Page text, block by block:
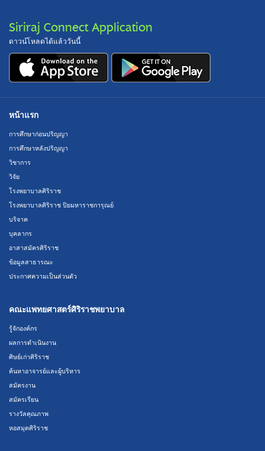
Siriraj Connect Application
ดาวน์โหลดได้แล้ววันนี้
หน้าแรก
การศึกษาก่อนปริญญา
การศึกษาหลังปริญญา
วิชาการ
วิจัย
โรงพยาบาลศิริราช
โรงพยาบาลศิริราช ปิยมหาราชการุณย์
บริจาค
บุคลากร
อาสาสมัครศิริราช
ข้อมูลสาธารณะ
ประกาศความเป็นส่วนตัว
คณะแพทยศาสตร์ศิริราชพยาบาล
รู้จักองค์กร
ผลการดำเนินงาน
ศิษย์เก่าศิริราช
ค้นหาอาจารย์และผู้บริหาร
สมัครงาน
สมัครเรียน
รางวัลคุณภาพ
หอสมุดศิริราช